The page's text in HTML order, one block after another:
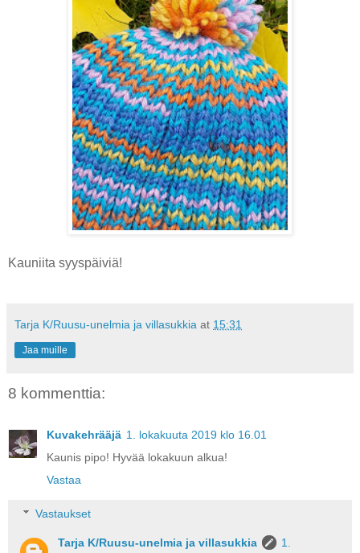
Kauniita syyspäiviä!
Tarja K/Ruusu-unelmia ja villasukkia at 15:31
Jaa muille
8 kommenttia:
Kuvakehrääjä 1. lokakuuta 2019 klo 16.01
Kaunis pipo! Hyvää lokakuun alkua!
Vastaa
Vastaukset
Tarja K/Ruusu-unelmia ja villasukkia
1.